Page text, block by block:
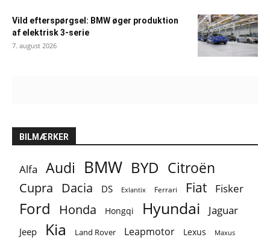
Vild efterspørgsel: BMW øger produktion
af elektrisk 3-serie
7. august 2026
BILMÆRKER
Alfa Audi BMW BYD Citroën
Cupra Dacia DS Exlantix Ferrari Fiat Fisker
Ford Honda Hongqi Hyundai Jaguar
Jeep Kia Land Rover Leapmotor Lexus Maxus